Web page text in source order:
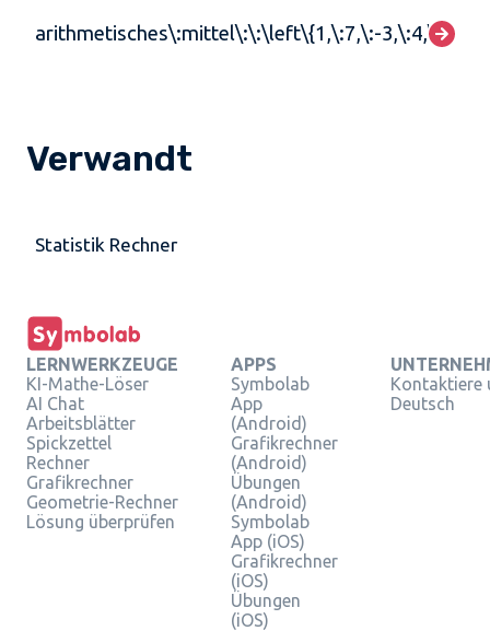
arithmetisches\:mittel\:\:\left\{1,\:7,\:-
Verwandt
Statistik Rechner
LERNWERKZEUGE
KI-Mathe-Löser
AI Chat
Arbeitsblätter
Spickzettel
Rechner
Grafikrechner
Geometrie-Rechner
Lösung überprüfen
APPS
Symbolab
App
(Android)
Grafikrechner
(Android)
Übungen
(Android)
Symbolab
App (iOS)
Grafikrechner
(iOS)
Übungen
(iOS)
Kontaktiere
Deutsch